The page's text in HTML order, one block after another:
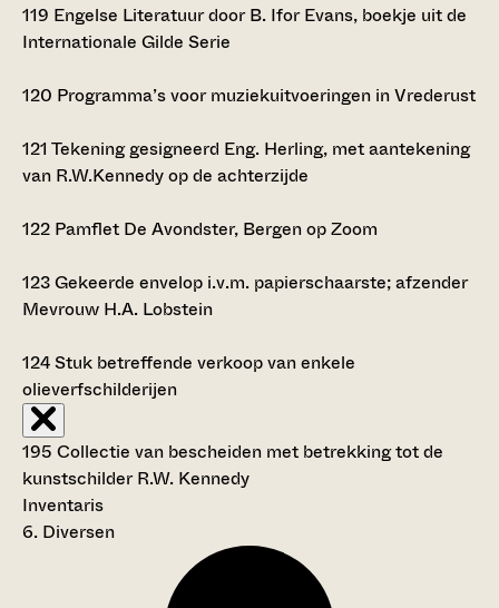
119 Engelse Literatuur door B. Ifor Evans, boekje uit de
Internationale Gilde Serie
120 Programma’s voor muziekuitvoeringen in Vrederust
121 Tekening gesigneerd Eng. Herling, met aantekening
van R.W.Kennedy op de achterzijde
122 Pamflet De Avondster, Bergen op Zoom
123Gekeerde envelop i.v.m. papierschaarste; afzender
Mevrouw H.A. Lobstein
124Stuk betreffende verkoop van enkele
olieverfschilderijen
195 Collectie van bescheiden met betrekking tot de
kunstschilder R.W. Kennedy
Inventaris
6. Diversen